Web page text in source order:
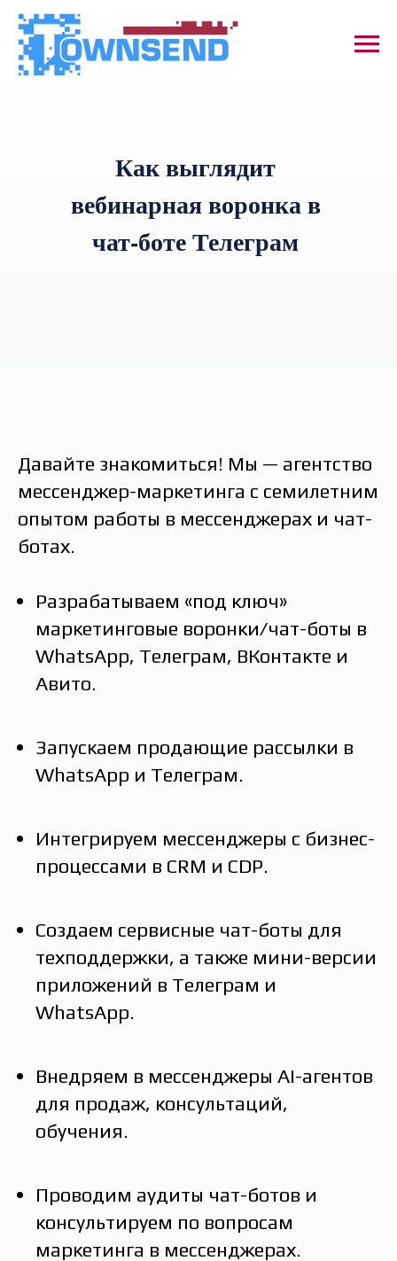
Как выглядит
вебинарная воронка в
чат-боте Телеграм
Давайте знакомиться! Мы — агентство
мессенджер-маркетинга с семилетним
опытом работы в мессенджерах и чат-
ботах.
Разрабатываем «под ключ»
маркетинговые воронки/чат-боты в
WhatsApp, Телеграм, ВКонтакте и
Авито.
Запускаем продающие рассылки в
WhatsApp и Телеграм.
Интегрируем мессенджеры с бизнес-
процессами в CRM и СDP.
Создаем сервисные чат-боты для
техподдержки, а также мини-версии
приложений в Телеграм и
WhatsApp.
Внедряем в мессенджеры AI-агентов
для продаж, консультаций,
обучения.
Проводим аудиты чат-ботов и
консультируем по вопросам
маркетинга в мессенджерах.